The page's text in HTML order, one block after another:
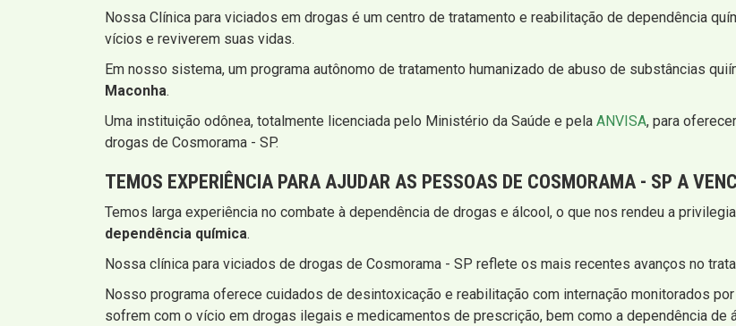
Nossa Clínica para viciados em drogas é um centro de tratamento e reabilitação de dependência
vícios e reviverem suas vidas.
Em nosso sistema, um programa autônomo de tratamento humanizado de abuso de substâncias
Maconha.
Uma instituição odônea, totalmente licenciada pelo Ministério da Saúde e pela ANVISA, para
drogas de Cosmorama - SP.
TEMOS EXPERIÊNCIA PARA AJUDAR AS PESSOAS DE COSMORAMA - SP A
Temos larga experiência no combate à dependência de drogas e álcool, o que nos rendeu a
dependência química.
Nossa clínica para viciados de drogas de Cosmorama - SP reflete os mais recentes avanços no
Nosso programa oferece cuidados de desintoxicação e reabilitação com internação monitorados
sofrem com o vício em drogas ilegais e medicamentos de prescrição, bem como a dependência de